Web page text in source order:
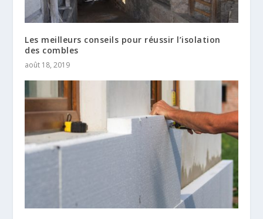
Les meilleurs conseils pour réussir l’isolation
des combles
août 18, 2019